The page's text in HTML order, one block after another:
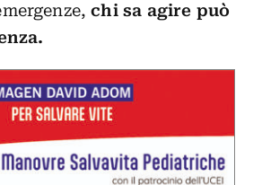
chi sa agire può